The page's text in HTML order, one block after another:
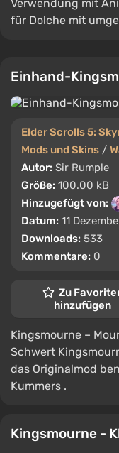
Verwendung mit
für Dolche mit
Einhand-
Elder Scrolls 5:
Mods und Skins /
Autor: Sir Rumple
Größe: 100.00 kB
Hinzugefügt von:
Datum: 11
Downloads: 533
Kommentare: 0
Zu
hinzufügen
Kingsmourne –
Schwert
das Originalmod
Kummers .
Kingsmourne -